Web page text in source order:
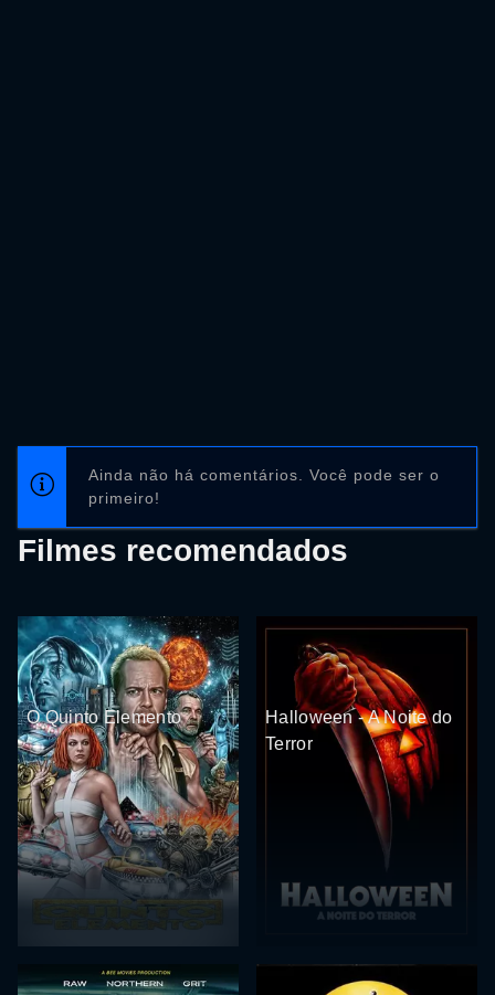
Ainda não há comentários. Você pode ser o
primeiro!
Filmes recomendados
O Quinto Elemento
Halloween - A Noite do
Terror